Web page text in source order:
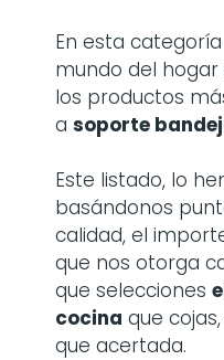
En esta
mundo del
los productos
a soporte
Este listado, lo
basándonos
calidad, el
que nos otorga
que selecciones
cocina que
que acertada.